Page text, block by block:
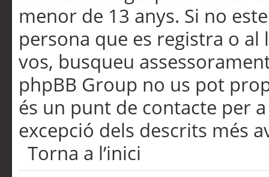
menor de 13 anys. Si no
persona que es registra o
vos, busqueu
phpBB Group no us pot
és un punt de contacte per
excepció dels descrits més
Torna a l’inici